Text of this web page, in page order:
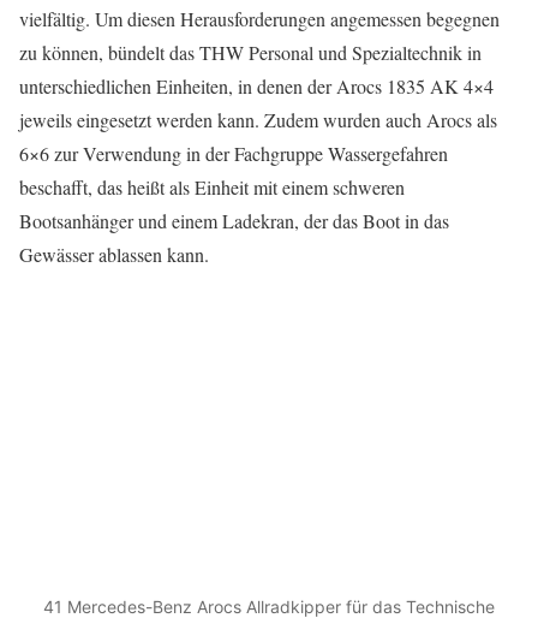
vielfältig. Um diesen Herausforderungen angemessen begegnen
zu können, bündelt das THW Personal und Spezialtechnik in
unterschiedlichen Einheiten, in denen der Arocs 1835 AK 4×4
jeweils eingesetzt werden kann. Zudem wurden auch Arocs als
6×6 zur Verwendung in der Fachgruppe Wassergefahren
beschafft, das heißt als Einheit mit einem schweren
Bootsanhänger und einem Ladekran, der das Boot in das
Gewässer ablassen kann.
41 Mercedes-Benz Arocs Allradkipper für das Technische